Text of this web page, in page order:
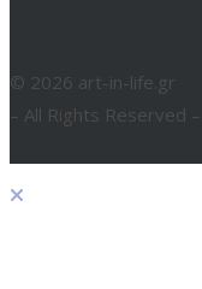
© 2026 art-in-life.gr
– All Rights Reserved –